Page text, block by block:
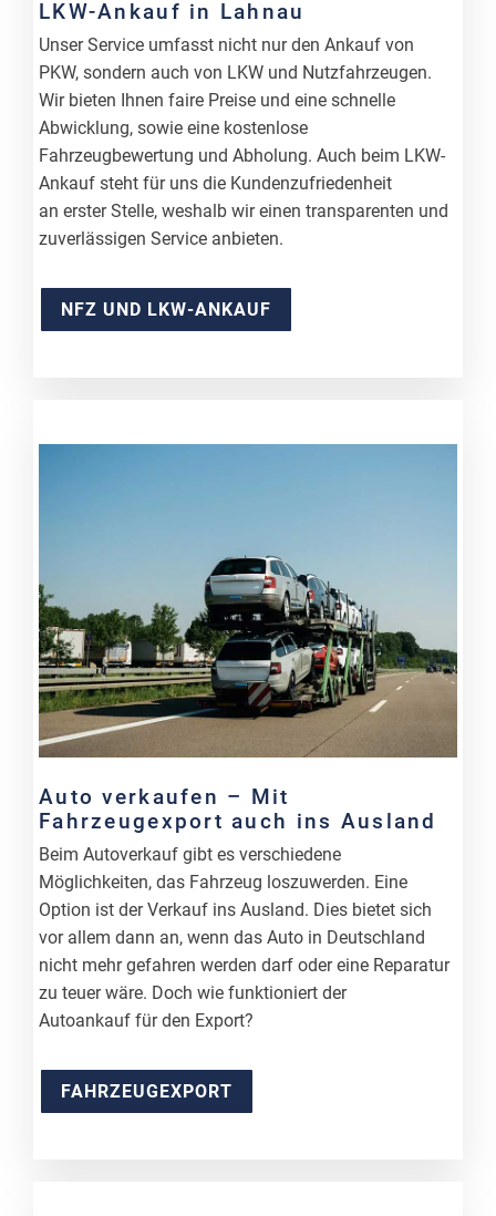
LKW-Ankauf in Lahnau
Unser Service umfasst nicht nur den Ankauf von
PKW, sondern auch von LKW und Nutzfahrzeugen.
Wir bieten Ihnen faire Preise und eine schnelle
Abwicklung, sowie eine kostenlose
Fahrzeugbewertung und Abholung. Auch beim LKW-
Ankauf steht für uns die Kundenzufriedenheit
an erster Stelle, weshalb wir einen transparenten und
zuverlässigen Service anbieten.
NFZ UND LKW-ANKAUF
Auto verkaufen – Mit
Fahrzeugexport auch ins Ausland
Beim Autoverkauf gibt es verschiedene
Möglichkeiten, das Fahrzeug loszuwerden. Eine
Option ist der Verkauf ins Ausland. Dies bietet sich
vor allem dann an, wenn das Auto in Deutschland
nicht mehr gefahren werden darf oder eine Reparatur
zu teuer wäre. Doch wie funktioniert der
Autoankauf für den Export?
FAHRZEUGEXPORT